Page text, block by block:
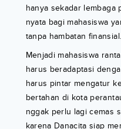
hanya sekadar lembaga
nyata bagi mahasiswa
tanpa hambatan finansial.
Menjadi mahasiswa
harus beradaptasi
harus pintar mengatur
bertahan di kota
nggak perlu lagi cemas
karena Danacita siap